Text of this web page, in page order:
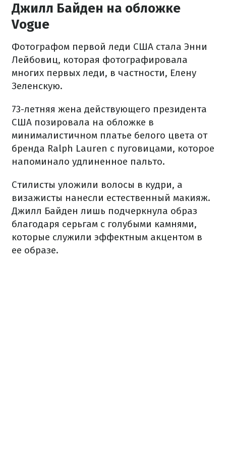
Джилл Байден на обложке
Vogue
Фотографом первой леди США стала Энни
Лейбовиц, которая фотографировала
многих первых леди, в частности, Елену
Зеленскую.
73-летняя жена действующего президента
США позировала на обложке в
минималистичном платье белого цвета от
бренда Ralph Lauren с пуговицами, которое
напоминало удлиненное пальто.
Стилисты уложили волосы в кудри, а
визажисты нанесли естественный макияж.
Джилл Байден лишь подчеркнула образ
благодаря серьгам с голубыми камнями,
которые служили эффектным акцентом в
ее образе.